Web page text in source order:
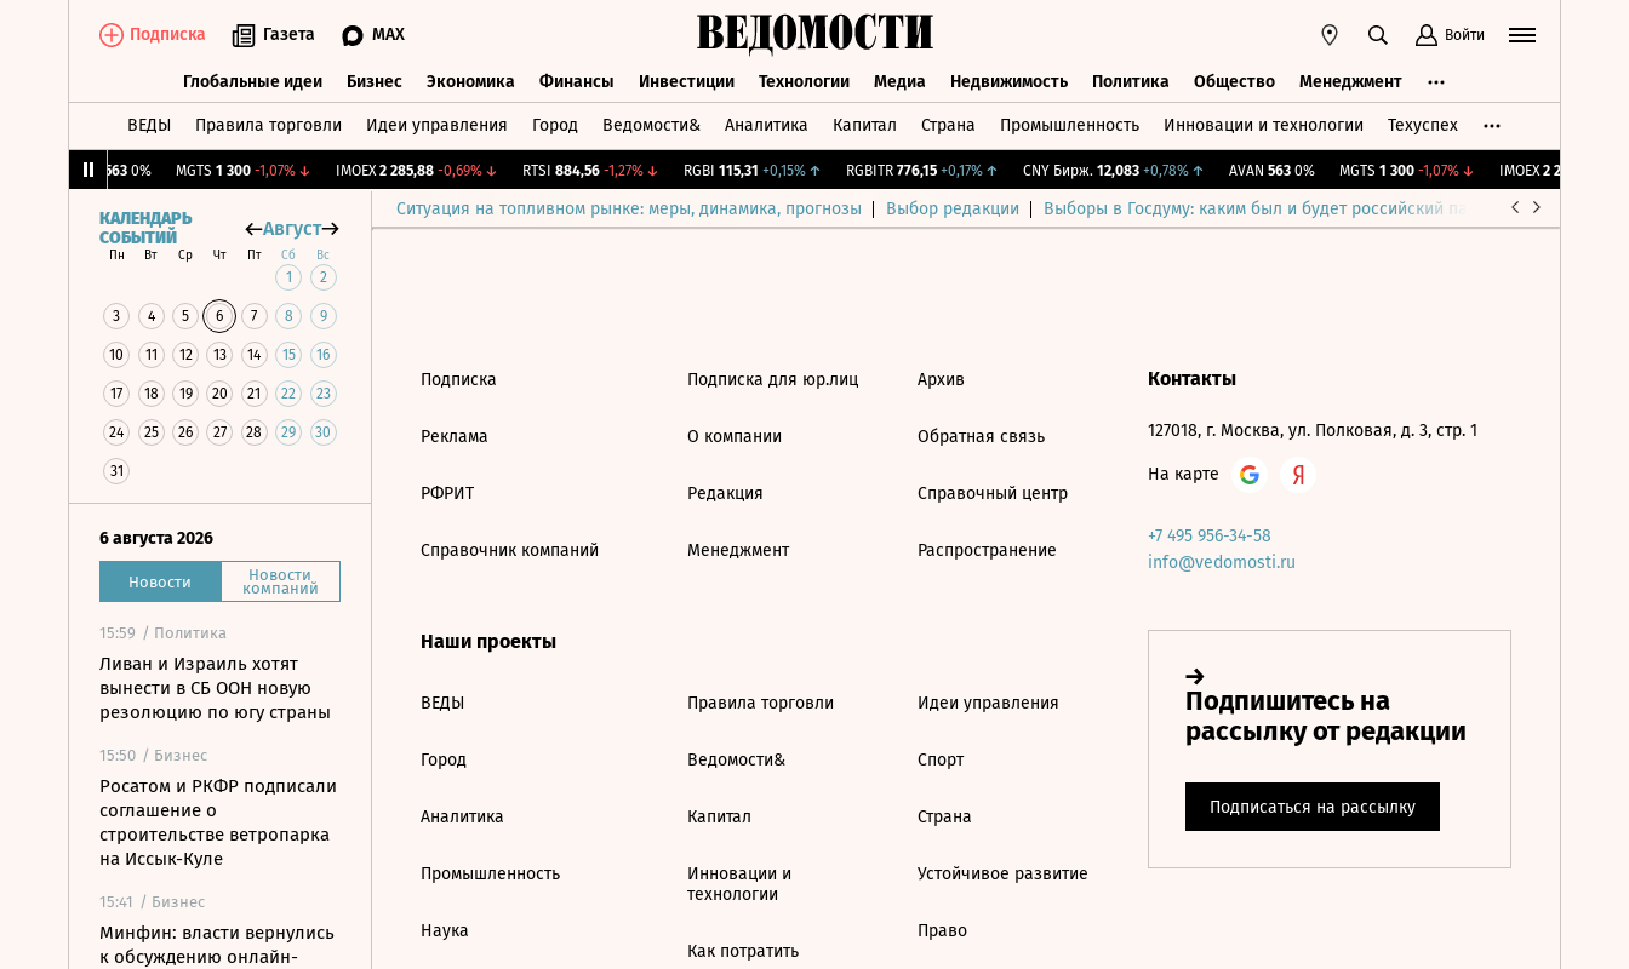
Подписка Газета MAX Войти
Глобальные идеи Бизнес Экономика Финансы Инвестиции Технологии Медиа Недвижимость Политика Общество Менеджмент
ВЕДЫ Правила торговли Идеи управления Город Ведомости& Аналитика Капитал Страна Промышленность Инновации и технологии Техуспех
563 0% MGTS 1 300 -1,07%↓ IMOEX 2 285,88 -0,69%↓ RTSI 884,56 -1,27%↓ RGBI 115,31 +0,15%↑ RGBITR 776,15 +0,17%↑ CNY Бирж. 12,083 +0,78%↑ AVAN 563 0% MGTS 1 300 -1,07%↓ IMOEX 2 285,88
Ситуация на топливном рынке: меры, динамика, прогнозы Выбор редакции Выборы в Госдуму: каким был и будет российский парламент
КАЛЕНДАРЬ
СОБЫТИЙ
Август
Пн Вт Ср Чт Пт Сб Вс
1 2
3 4 5 6 7 8 9
10 11 12 13 14 15 16
17 18 19 20 21 22 23
24 25 26 27 28 29 30
31
6 августа 2026
Новости Новости
компаний
15:59 / Политика
Ливан и Израиль хотят
вынести в СБ ООН новую
резолюцию по югу страны
15:50 / Бизнес
Росатом и РКФР подписали
соглашение о
строительстве ветропарка
на Иссык-Куле
15:41 / Бизнес
Минфин: власти вернулись
к обсуждению онлайн-
Подписка
Реклама
РФРИТ
Справочник компаний
Подписка для юр.лиц
О компании
Редакция
Менеджмент
Архив
Обратная связь
Справочный центр
Распространение
Наши проекты
ВЕДЫ
Город
Аналитика
Промышленность
Наука
Правила торговли
Ведомости&
Капитал
Инновации и
технологии
Как потратить
Идеи управления
Спорт
Страна
Устойчивое развитие
Право
Контакты
127018, г. Москва, ул. Полковая, д. 3, стр. 1
На карте
+7 495 956-34-58
info@vedomosti.ru